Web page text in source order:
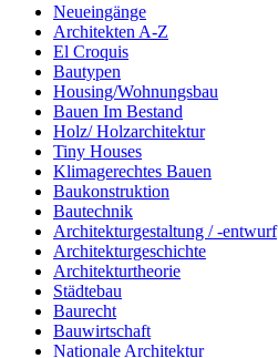
Neueingänge
Architekten A-Z
El Croquis
Bautypen
Housing/Wohnungsbau
Bauen Im Bestand
Holz/ Holzarchitektur
Tiny Houses
Klimagerechtes Bauen
Baukonstruktion
Bautechnik
Architekturgestaltung / -entwurf
Architekturgeschichte
Architekturtheorie
Städtebau
Baurecht
Bauwirtschaft
Nationale Architektur